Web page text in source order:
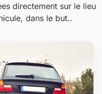
directement sur le lieu
dans le but..